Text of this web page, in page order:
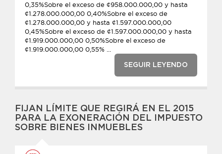
0,35%Sobre el exceso de ¢958.000.000,00 y hasta
¢1.278.000.000,00 0,40%Sobre el exceso de
¢1.278.000.000,00 y hasta ¢1.597.000.000,00
0,45%Sobre el exceso de ¢1.597.000.000,00 y hasta
¢1.919.000.000,00 0,50%Sobre el exceso de
¢1.919.000.000,00 0,55% ...
SEGUIR LEYENDO
FIJAN LÍMITE QUE REGIRÁ EN EL 2015
PARA LA EXONERACIÓN DEL IMPUESTO
SOBRE BIENES INMUEBLES